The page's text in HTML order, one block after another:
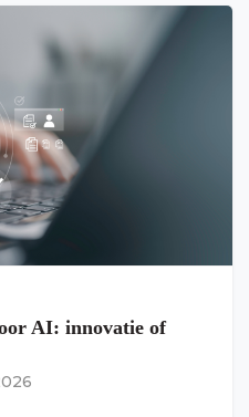
AI: innovatie of